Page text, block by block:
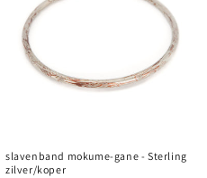
slavenband mokume-gane - Sterling
zilver/koper